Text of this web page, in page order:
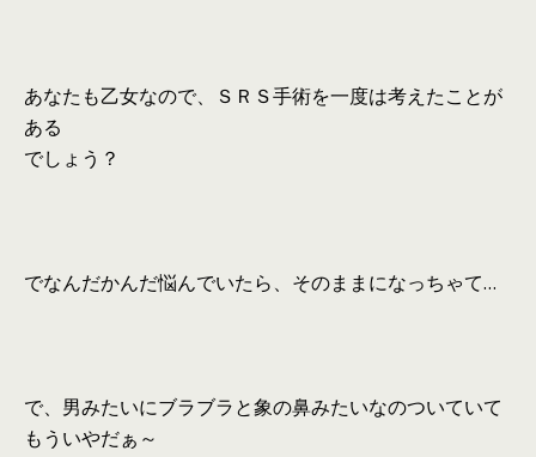
あなたも乙女なので、ＳＲＳ手術を一度は考えたことが
ある
でしょう？
でなんだかんだ悩んでいたら、そのままになっちゃて…
で、男みたいにブラブラと象の鼻みたいなのついていて
もういやだぁ～